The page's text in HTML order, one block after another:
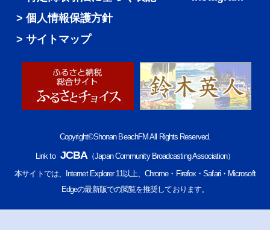
個人情報保護方針
サイトマップ
Copyright©Shonan BeachFM All Rights Reserved.
Link to JCBA（Japan Community Broadcasting Association）
本サイトでは、Internet Explorer 11以上、Chrome・Firefox・Safari・Microsoft
Edgeの最新版での閲覧を推奨しております。